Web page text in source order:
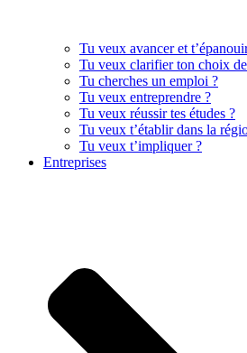
Tu veux avancer et
Tu veux clarifier ton choix
Tu cherches un emploi ?
Tu veux entreprendre ?
Tu veux réussir tes études ?
Tu veux t’établir dans la
Tu veux t’impliquer ?
Entreprises